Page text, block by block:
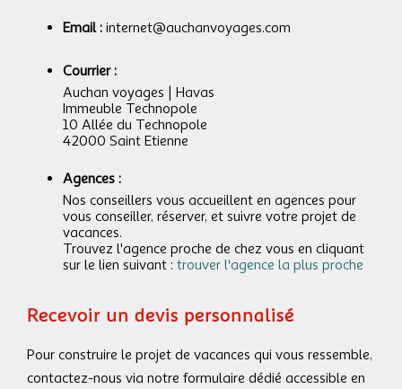
Email : internet@auchanvoyages.com
Courrier :
Auchan voyages | Havas
Immeuble Technopole
10 Allée du Technopole
42000 Saint Etienne
Agences :
Nos conseillers vous accueillent en agences pour
vous conseiller, réserver, et suivre votre projet de
vacances.
Trouvez l'agence proche de chez vous en cliquant
sur le lien suivant : trouver l'agence la plus proche
Recevoir un devis personnalisé
Pour construire le projet de vacances qui vous ressemble,
contactez-nous via notre formulaire dédié accessible en